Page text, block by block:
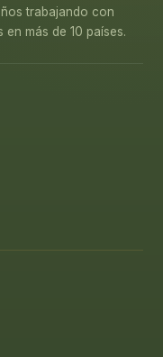
trabajando con
más de 10 países.